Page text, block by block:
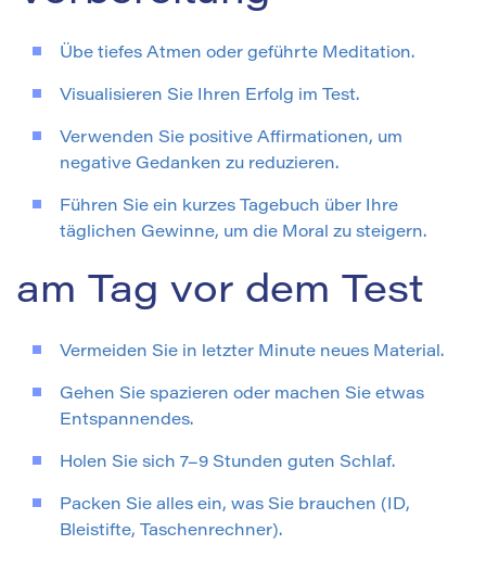
Übe tiefes Atmen oder geführte Meditation.
Visualisieren Sie Ihren Erfolg im Test.
Verwenden Sie positive Affirmationen, um
negative Gedanken zu reduzieren.
Führen Sie ein kurzes Tagebuch über Ihre
täglichen Gewinne, um die Moral zu steigern.
am Tag vor dem Test
Vermeiden Sie in letzter Minute neues Material.
Gehen Sie spazieren oder machen Sie etwas
Entspannendes.
Holen Sie sich 7–9 Stunden guten Schlaf.
Packen Sie alles ein, was Sie brauchen (ID,
Bleistifte, Taschenrechner).